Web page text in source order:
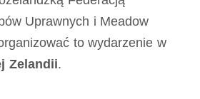
Uprawnych i Meadow
to wydarzenie w
Zelandii.